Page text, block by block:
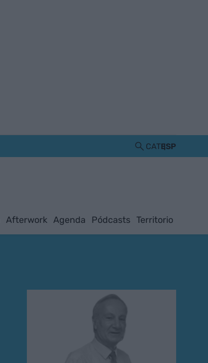
CATESP
Afterwork Agenda Pódcasts Territorio